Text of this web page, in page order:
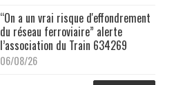
“On a un vrai risque d'effondrement
du réseau ferroviaire” alerte
l’association du Train 634269
06/08/26